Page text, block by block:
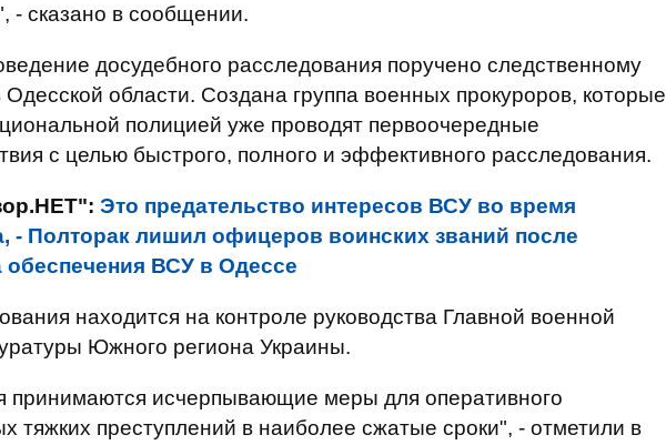
- сказано в сообщении.
досудебного расследования поручено следственному
области. Создана группа военных прокуроров, которые
полицией уже проводят первоочередные
с целью быстрого, полного и эффективного расследования.
Это предательство интересов ВСУ во время
- Полторак лишил офицеров воинских званий после
обеспечения ВСУ в Одессе
находится на контроле руководства Главной военной
Южного региона Украины.
принимаются исчерпывающие меры для оперативного
тяжких преступлений в наиболее сжатые сроки", - отметили в